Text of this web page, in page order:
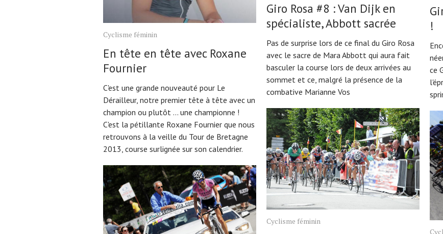
Cyclisme féminin
En tête en tête avec Roxane
Fournier
C'est une grande nouveauté pour Le
Dérailleur, notre premier tête à tête avec un
champion ou plutôt ... une championne !
C'est la pétillante Roxane Fournier que nous
retrouvons à la veille du Tour de Bretagne
2013, course surlignée sur son calendrier.
Giro Rosa #8 : Van Dijk en
spécialiste, Abbott sacrée
Pas de surprise lors de ce final du Giro Rosa
avec le sacre de Mara Abbott qui aura fait
basculer la course lors de deux arrivées au
sommet et ce, malgré la présence de la
combative Marianne Vos
Cyclisme féminin
!
ce